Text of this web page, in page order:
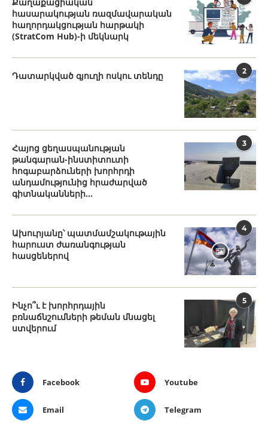
Քաղաքացիական
հասարակության ռազմավարական
հաղորդակցության հարթակի
(StratCom Hub)-ի մեկնարկ
2
Դատարկված գյուղի ոսկու տենդը
3
Հայոց ցեղասպանության
թանգարան-ինստիտուտի
հոգաբարձուների խորհրդի
անդամությունից հրաժարված
գիտնականների...
4
Ախուրյանը՝ պատմամշակութային
հարուստ ժառանգության
հասցեներով
5
Ինչո՞ւ է խորհրդային
բռնաճնշումների թեման մնացել
ստվերում
Facebook Youtube
Email Telegram